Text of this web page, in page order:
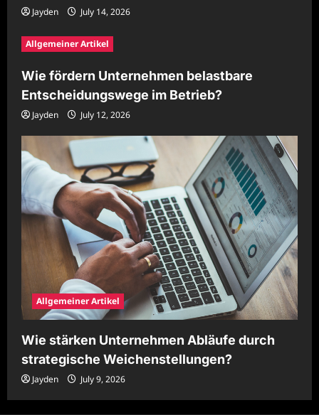
Jayden July 14, 2026
Allgemeiner Artikel
Wie fördern Unternehmen belastbare
Entscheidungswege im Betrieb?
Jayden July 12, 2026
Allgemeiner Artikel
Wie stärken Unternehmen Abläufe durch
strategische Weichenstellungen?
Jayden July 9, 2026